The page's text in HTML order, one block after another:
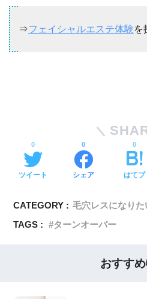
⇒フェイシャルエステ体験を
ツイート
0
シェア
0
はてブ
0
CATEGORY : 毛穴レスになりた
TAGS :
ターンオーバー
おすす